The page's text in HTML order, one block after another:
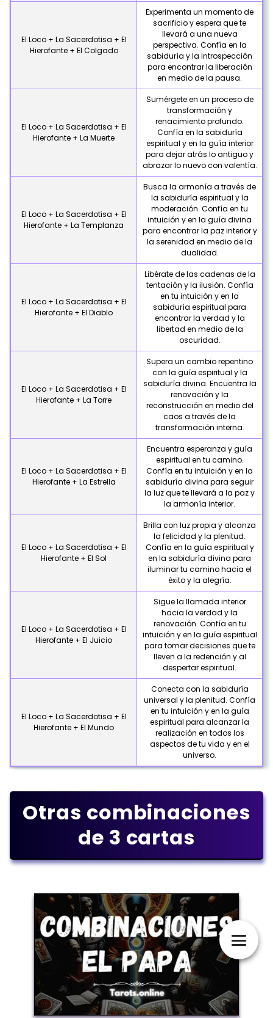
El Loco + La Sacerdotisa + El
Hierofante + El Colgado
Experimenta un momento de
sacrificio y espera que te
llevará a una nueva
perspectiva. Confía en la
sabiduría y la introspección
para encontrar la liberación
en medio de la pausa.
El Loco + La Sacerdotisa + El
Hierofante + La Muerte
Sumérgete en un proceso de
transformación y
renacimiento profundo.
Confía en la sabiduría
espiritual y en la guía interior
para dejar atrás lo antiguo y
abrazar lo nuevo con valentía.
El Loco + La Sacerdotisa + El
Hierofante + La Templanza
Busca la armonía a través de
la sabiduría espiritual y la
moderación. Confía en tu
intuición y en la guía divina
para encontrar la paz interior y
la serenidad en medio de la
dualidad.
El Loco + La Sacerdotisa + El
Hierofante + El Diablo
Libérate de las cadenas de la
tentación y la ilusión. Confía
en tu intuición y en la
sabiduría espiritual para
encontrar la verdad y la
libertad en medio de la
oscuridad.
El Loco + La Sacerdotisa + El
Hierofante + La Torre
Supera un cambio repentino
con la guía espiritual y la
sabiduría divina. Encuentra la
renovación y la
reconstrucción en medio del
caos a través de la
transformación interna.
El Loco + La Sacerdotisa + El
Hierofante + La Estrella
Encuentra esperanza y guía
espiritual en tu camino.
Confía en tu intuición y en la
sabiduría divina para seguir
la luz que te llevará a la paz y
la armonía interior.
El Loco + La Sacerdotisa + El
Hierofante + El Sol
Brilla con luz propia y alcanza
la felicidad y la plenitud.
Confía en la guía espiritual y
en la sabiduría divina para
iluminar tu camino hacia el
éxito y la alegría.
El Loco + La Sacerdotisa + El
Hierofante + El Juicio
Sigue la llamada interior
hacia la verdad y la
renovación. Confía en tu
intuición y en la guía espiritual
para tomar decisiones que te
lleven a la redención y al
despertar espiritual.
El Loco + La Sacerdotisa + El
Hierofante + El Mundo
Conecta con la sabiduría
universal y la plenitud. Confía
en tu intuición y en la guía
espiritual para alcanzar la
realización en todos los
aspectos de tu vida y en el
universo.
Otras combinaciones
de 3 cartas